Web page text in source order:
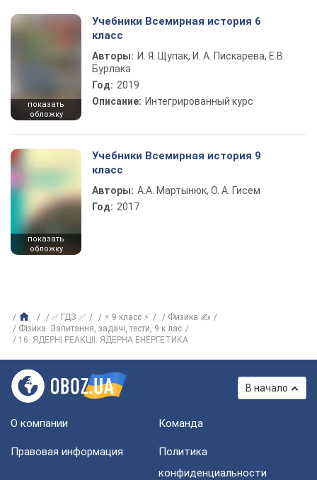
показать
обложку
Учебники Всемирная история 6
класс
Авторы: И. Я. Щупак, И. А. Пискарева, Е.В.
Бурлака
Год: 2019
Описание: Интегрированный курс
показать
обложку
Учебники Всемирная история 9
класс
Авторы: А.А. Мартынюк, О. А. Гисем
Год: 2017
✅ ГДЗ ✅ ⚡ 9 класс ⚡
Физика ✍
Фізика. Запитання, задачі, тести, 9 к лас
16. ЯДЕРНI РЕАКЦIІ. ЯДЕРНА ЕНЕРГЕТИКА
В начало
О компании Команда
Правовая информация
Политика
конфиденциальности